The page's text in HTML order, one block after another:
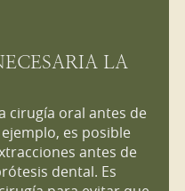
LA
cirugía oral antes de
es posible
antes de
dental. Es